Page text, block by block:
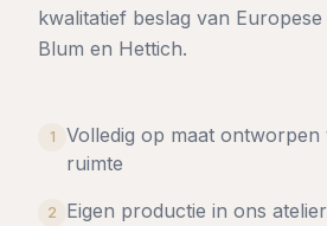
kwalitatief beslag van
Blum en Hettich.
1
Volledig op maat
ruimte
2
Eigen productie in ons